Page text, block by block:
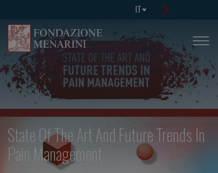
IT
State Of The Art And Future Trends In
Pain Management